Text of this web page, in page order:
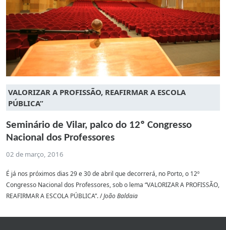
VALORIZAR A PROFISSÃO, REAFIRMAR A ESCOLA
PÚBLICA”
Seminário de Vilar, palco do 12º Congresso
Nacional dos Professores
02 de março, 2016
É já nos próximos dias 29 e 30 de abril que decorrerá, no Porto, o 12º
Congresso Nacional dos Professores, sob o lema “VALORIZAR A PROFISSÃO,
REAFIRMAR A ESCOLA PÚBLICA”. /João Baldaia